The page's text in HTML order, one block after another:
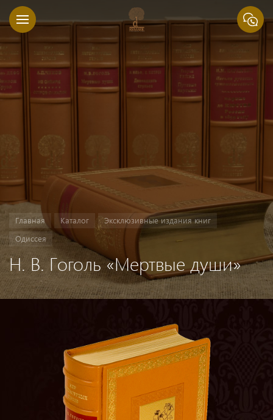
Главная Каталог
Эксклюзивные издания книг
Одиссея
Н. В. Гоголь «Мертвые души»